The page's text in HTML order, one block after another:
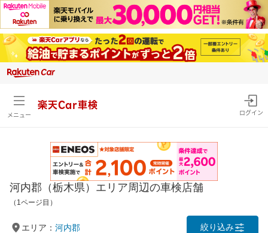
メニュー
楽天Car車検
ログイン
河内郡（栃木県）エリア周辺の車検店舗
（1ページ目）
エリア： 河内郡 絞り込み